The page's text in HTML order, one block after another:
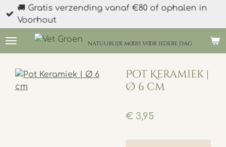
Ga
direct
de
natuurlijk moois voor iedere dag
🚚 Gratis verzending vanaf €80 of ophalen in
Voorhout
Pot Keramiek |
Ø 6 cm
€ 3,95